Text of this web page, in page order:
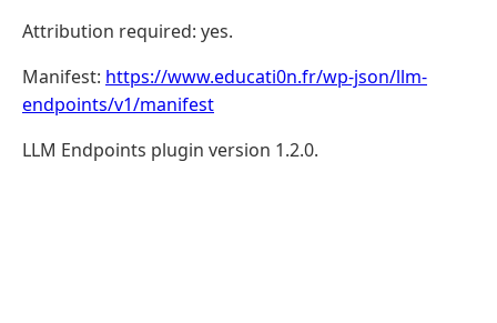
Attribution required: yes.
Manifest: https://www.educati0n.fr/wp-json/llm-
endpoints/v1/manifest
LLM Endpoints plugin version 1.2.0.